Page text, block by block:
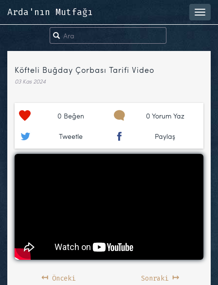
Arda'nın Mutfağı
Köfteli Buğday Çorbası Tarifi Video
03 Kas 2024
0 Beğen 0 Yorum Yaz
Tweetle Paylaş
↤Önceki Sonraki ↦